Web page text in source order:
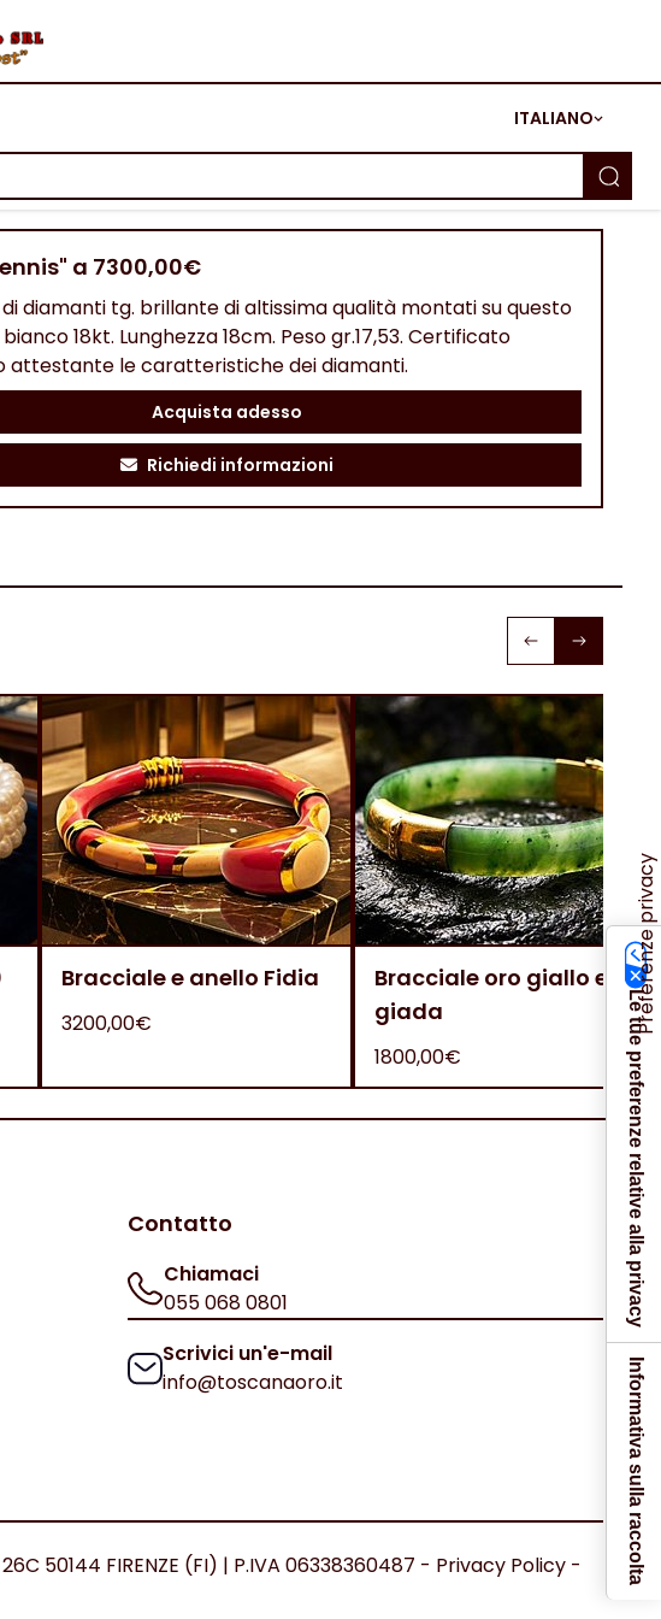
ITALIANO
a 7300,00€
diamanti tg. brillante di altissima qualità montati su questo
18kt. Lunghezza 18cm. Peso gr.17,53. Certificato
attestante le caratteristiche dei diamanti.
Acquista adesso
Richiedi informazioni
Bracciale e anello Fidia
3200,00€
Bracciale oro giallo e
giada
1800,00€
Contatto
Chiamaci
055 068 0801
Scrivici un'e-mail
info@toscanaoro.it
50144 FIRENZE (FI) | P.IVA 06338360487 - Privacy Policy -
Le tue preferenze relative alla privacy
Informativa sulla raccolta